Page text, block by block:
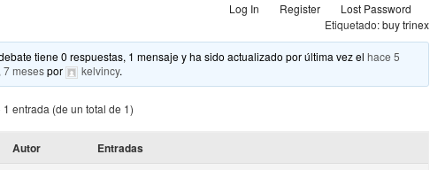
Log In Register
Lost Password
Etiquetado:buy trinex
tiene 0 respuestas, 1 mensaje y ha sido actualizado por última vez elhace 5
7 mesespor kelvincy.
entrada (de un total de 1)
Autor Entradas